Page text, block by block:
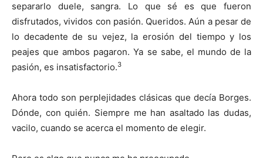
separarlo duele, sangra. Lo que sé es que fueron
disfrutados, vividos con pasión. Queridos. Aún a pesar de
lo decadente de su vejez, la erosión del tiempo y los
peajes que ambos pagaron. Ya se sabe, el mundo de la
pasión, es insatisfactorio.3
Ahora todo son perplejidades clásicas que decía Borges.
Dónde, con quién. Siempre me han asaltado las dudas,
vacilo, cuando se acerca el momento de elegir.